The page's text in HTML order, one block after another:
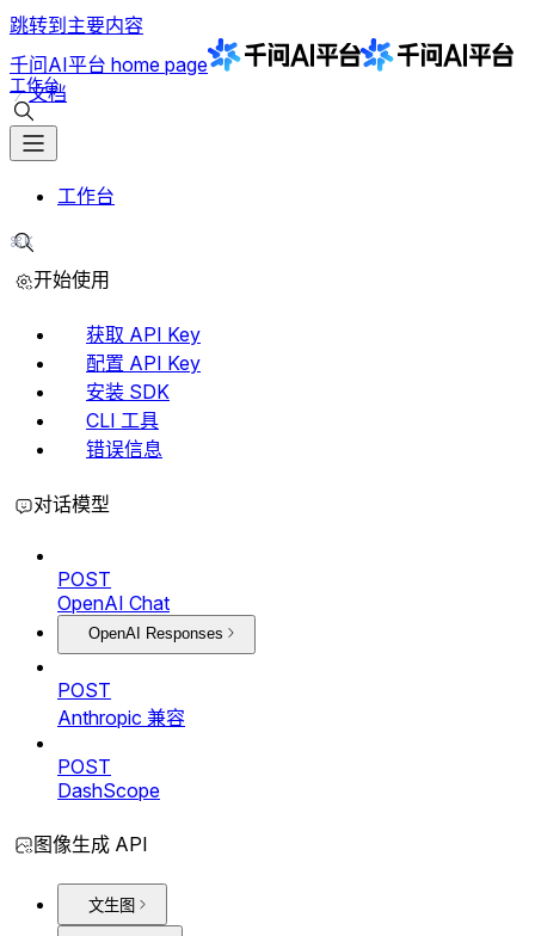
跳转到主要内容
千问AI平台 home page
文档
工作台
工作台
⌘K
开始使用
获取 API Key
配置 API Key
安装 SDK
CLI 工具
错误信息
对话模型
POST
OpenAI Chat
OpenAI Responses
POST
Anthropic 兼容
POST
DashScope
图像生成 API
文生图